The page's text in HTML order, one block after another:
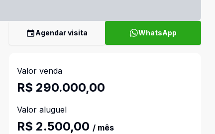
Agendar visita WhatsApp
Valor venda
R$ 290.000,00
Valor aluguel
R$ 2.500,00 / mês